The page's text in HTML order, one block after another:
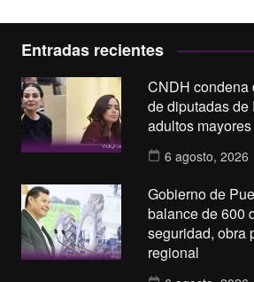
Entradas recientes
CNDH condena
de diputadas
adultos
6 agosto, 2026
Gobierno de
balance de 600
seguridad, obra
regional